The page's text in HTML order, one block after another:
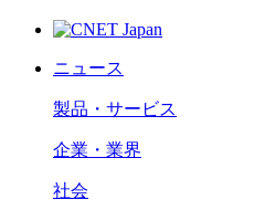
ニュース
製品・サービス
企業・業界
社会